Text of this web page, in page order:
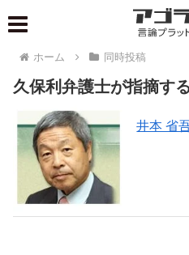
ホーム 同時投稿
久保利弁護士が指摘す
井本 省